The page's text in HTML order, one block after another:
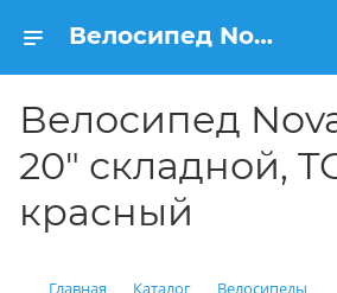
Велосипед Novatrack 20" складной, TG-20, красный купить: цена 10 990 рублей в Балашихе | Интернет магазин Вело150
Велосипед
20" складной,
красный
Главная Каталог
Велосипеды